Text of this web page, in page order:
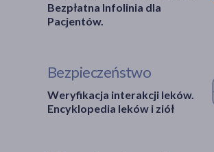
Bezpłatna Infolinia dla
Pacjentów.
Bezpieczeństwo
Weryfikacja interakcji leków.
Encyklopedia leków i ziół